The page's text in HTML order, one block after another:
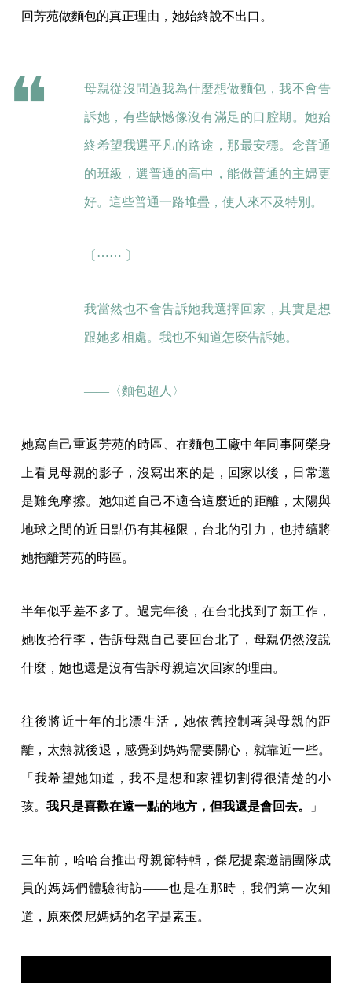
回芳苑做麵包的真正理由，她始終說不出口。
母親從沒問過我為什麼想做麵包，我不會告
訴她，有些缺憾像沒有滿足的口腔期。她始
終希望我選平凡的路途，那最安穩。念普通
的班級，選普通的高中，能做普通的主婦更
好。這些普通一路堆疊，使人來不及特別。
〔⋯⋯ 〕
我當然也不會告訴她我選擇回家，其實是想
跟她多相處。我也不知道怎麼告訴她。
——〈麵包超人〉
她寫自己重返芳苑的時區、在麵包工廠中年同事阿榮身
上看見母親的影子，沒寫出來的是，回家以後，日常還
是難免摩擦。她知道自己不適合這麼近的距離，太陽與
地球之間的近日點仍有其極限，台北的引力，也持續將
她拖離芳苑的時區。
半年似乎差不多了。過完年後，在台北找到了新工作，
她收拾行李，告訴母親自己要回台北了，母親仍然沒說
什麼，她也還是沒有告訴母親這次回家的理由。
往後將近十年的北漂生活，她依舊控制著與母親的距
離，太熱就後退，感覺到媽媽需要關心，就靠近一些。
「我希望她知道，我不是想和家裡切割得很清楚的小
孩。 我只是喜歡在遠一點的地方，但我還是會回去。 」
三年前，哈哈台推出母親節特輯，傑尼提案邀請團隊成
員的媽媽們體驗街訪——也是在那時，我們第一次知
道，原來傑尼媽媽的名字是素玉。